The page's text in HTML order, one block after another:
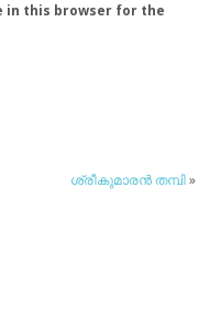
in this browser for the
ശ്രീകുമാരന്‍ തമ്പി»